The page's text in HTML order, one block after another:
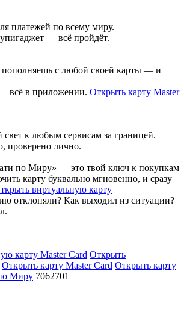
платежей по всему миру.
— всё пройдёт.
с любой своей карты — и
всё в приложении. Открыть карту Master
к любым сервисам за границей.
проверено лично.
по Миру» — это твой ключ к покупкам
карту буквально мгновенно, и сразу
виртуальную карту
отклоняли? Как выходил из ситуации?
карту Master Card Открыть
Открыть карту Master Card Открыть карту
Миру 7062701